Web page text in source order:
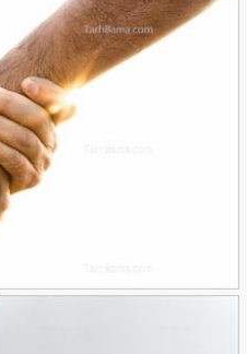
تصویر مفهومی کمک کردن